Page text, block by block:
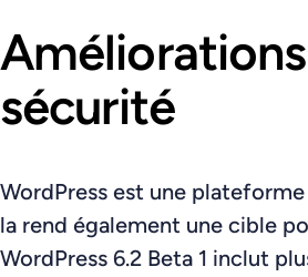
sécurité
WordPress est une
la rend également une cible
WordPress 6.2 Beta 1 inclut